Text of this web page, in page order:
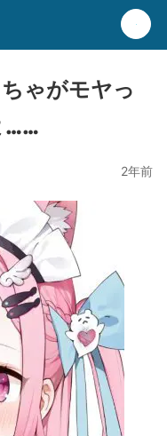
ゃがモヤっ
……
2年前